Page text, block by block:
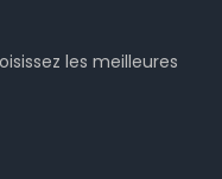
les meilleures